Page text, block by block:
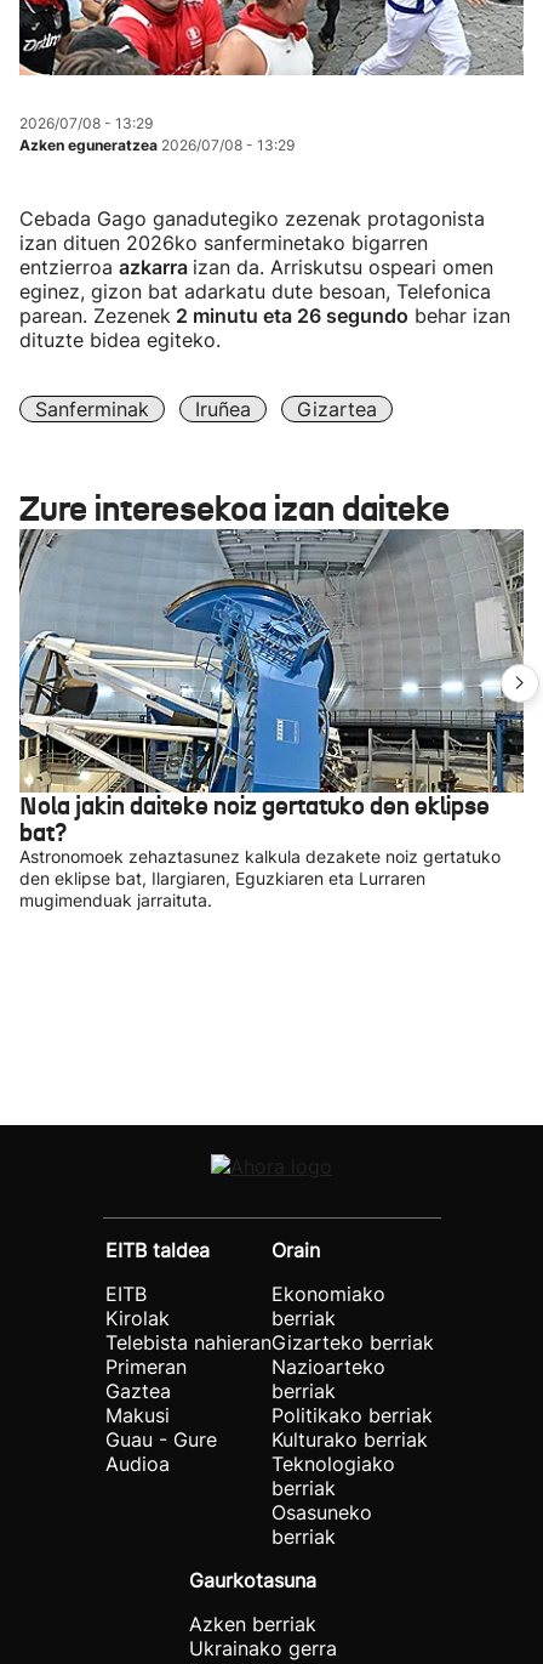
2026/07/08 - 13:29
Azken eguneratzea 2026/07/08 - 13:29
Cebada Gago ganadutegiko zezenak protagonista
izan dituen 2026ko sanferminetako bigarren
entzierroa azkarra izan da. Arriskutsu ospeari omen
eginez, gizon bat adarkatu dute besoan, Telefonica
parean. Zezenek 2 minutu eta 26 segundo behar izan
dituzte bidea egiteko.
Sanferminak Iruñea Gizartea
Zure interesekoa izan daiteke
Nola jakin daiteke noiz gertatuko den eklipse
bat?
Astronomoek zehaztasunez kalkula dezakete noiz gertatuko
den eklipse bat, Ilargiaren, Eguzkiaren eta Lurraren
mugimenduak jarraituta.
EITB taldea
EITB
Kirolak
Telebista nahieran
Primeran
Gaztea
Makusi
Guau - Gure
Audioa
Orain
Ekonomiako
berriak
Gizarteko berriak
Nazioarteko
berriak
Politikako berriak
Kulturako berriak
Teknologiako
berriak
Osasuneko
berriak
Gaurkotasuna
Azken berriak
Ukrainako gerra